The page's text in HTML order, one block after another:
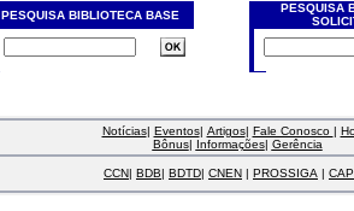
PESQUISA BIBLIOTECA BASE
PESQUISA
Notícias| Eventos| Artigos| Fale Conosco |
Bônus| Informações| Gerência
CCN| BDB| BDTD| CNEN | PROSSIGA |